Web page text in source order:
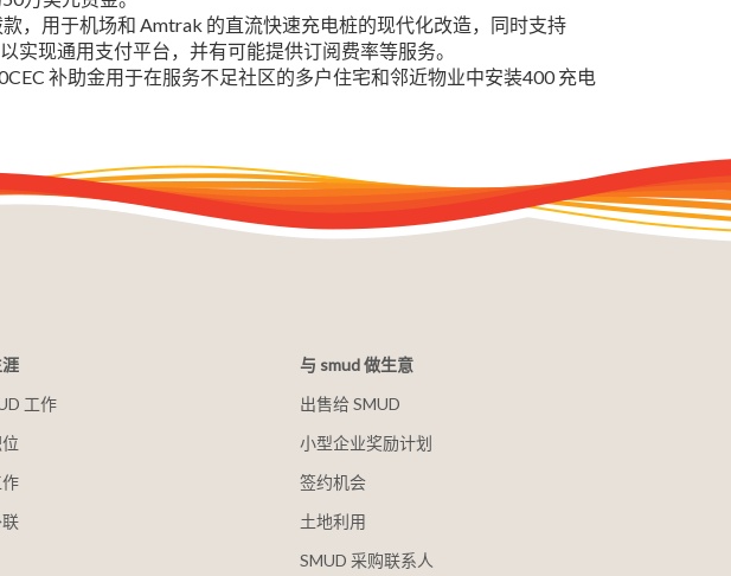
款，用于机场和 Amtrak 的直流快速充电桩的现代化改造，同时支持
实现通用支付平台，并有可能提供订阅费率等服务。
补助金用于在服务不足社区的多户住宅和邻近物业中安装400 充电
工作
与 smud 做生意
出售给 SMUD
小型企业奖励计划
签约机会
土地利用
SMUD 采购联系人